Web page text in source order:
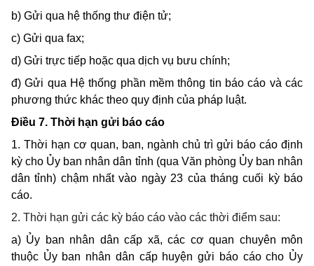
b) Gửi qua hệ thống thư điện tử;
c) Gửi qua fax;
d) Gửi trực tiếp hoặc qua dịch vụ bưu chính;
đ) Gửi qua Hệ thống phần mềm thông tin báo cáo và các
phương thức khác theo quy định của pháp luật.
Điều 7. Thời hạn gửi báo cáo
1. Thời hạn cơ quan, ban, ngành chủ trì gửi báo cáo định
kỳ cho Ủy ban nhân dân tỉnh (qua Văn phòng Ủy ban nhân
dân tỉnh) chậm nhất vào ngày 23 của tháng cuối kỳ báo
cáo.
2. Thời hạn gửi các kỳ báo cáo vào các thời điểm sau:
a) Ủy ban nhân dân cấp xã, các cơ quan chuyên môn
thuộc Ủy ban nhân dân cấp huyệngửi báo cáo cho Ủy